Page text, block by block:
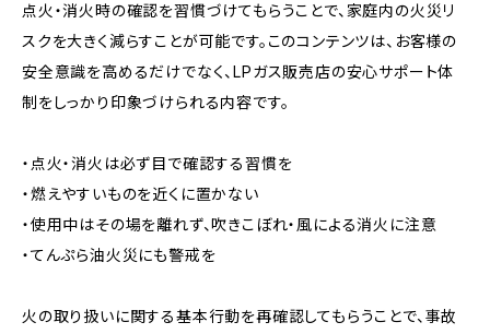
点火・消火時の確認を習慣づけてもらうことで、家庭内の火災リ
スクを大きく減らすことが可能です。このコンテンツは、お客様の
安全意識を高めるだけでなく、LPガス販売店の安心サポート体
制をしっかり印象づけられる内容です。
・点火・消火は必ず目で確認する習慣を
・燃えやすいものを近くに置かない
・使用中はその場を離れず、吹きこぼれ・風による消火に注意
・てんぷら油火災にも警戒を
火の取り扱いに関する基本行動を再確認してもらうことで、事故